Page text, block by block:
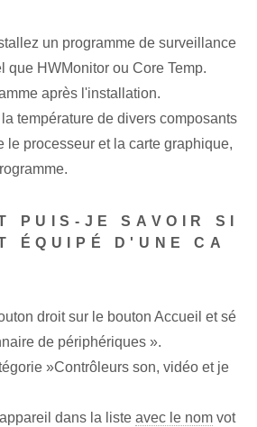
un programme de surveillance
que HWMonitor ou Core Temp.
après l'installation.
température de divers composants
le processeur et la carte graphique,
PUIS-JE SAVOIR SI
ÉQUIPÉ D'UNE CA
droit sur le bouton Accueil et sé
de périphériques ».
»Contrôleurs son, vidéo et je
dans la liste avec le nom vot